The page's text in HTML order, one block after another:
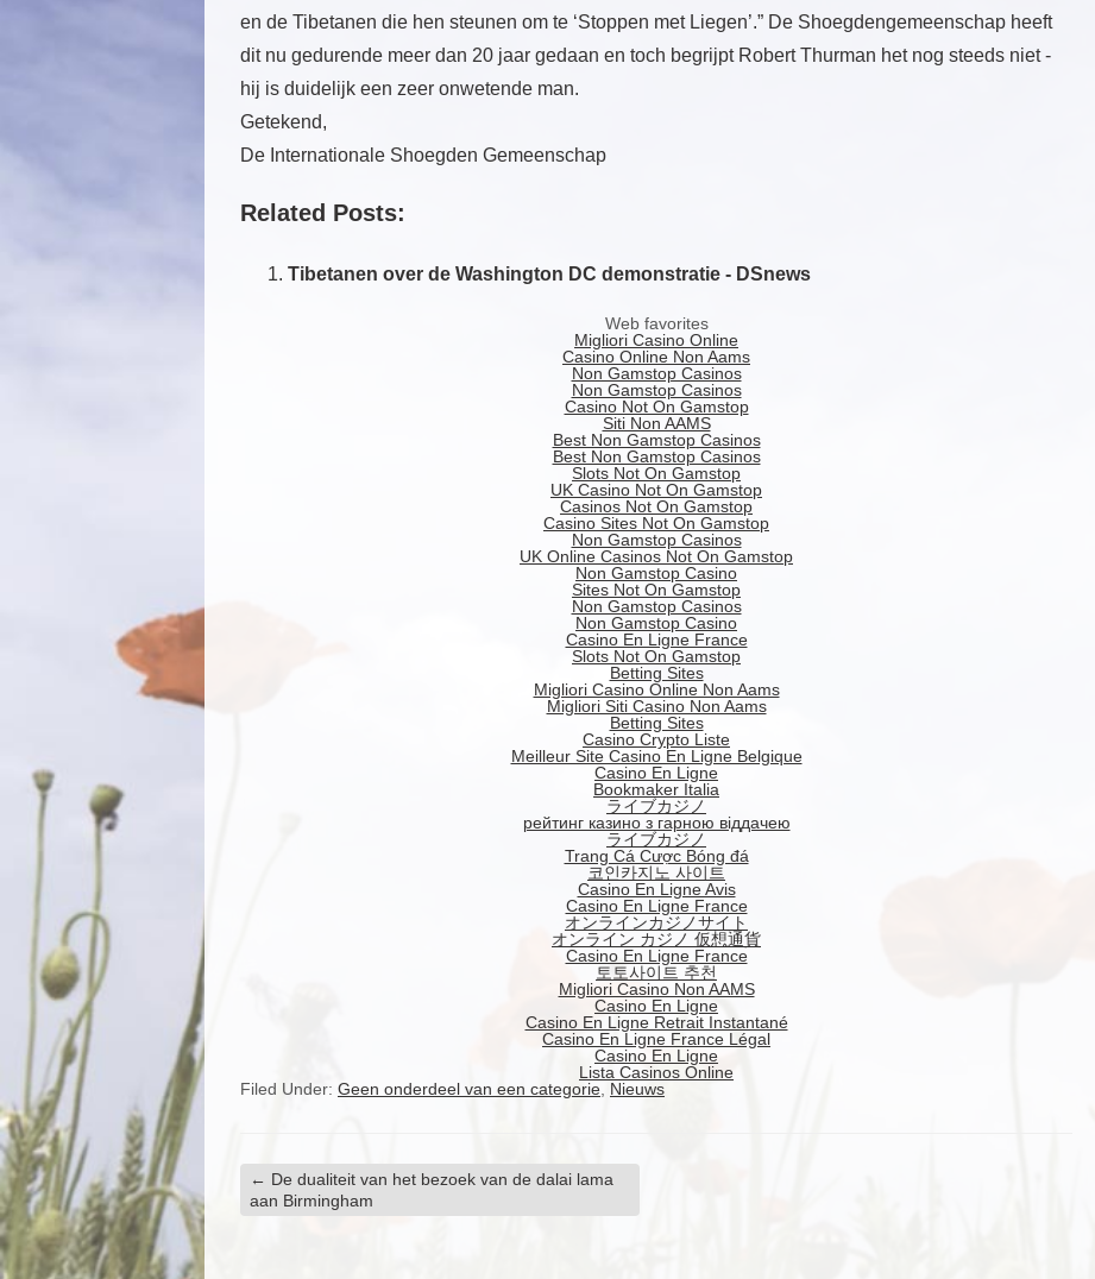
en de Tibetanen die hen steunen om te ‘Stoppen met Liegen’.” De Shoegdengemeenschap heeft
dit nu gedurende meer dan 20 jaar gedaan en toch begrijpt Robert Thurman het nog steeds niet -
hij is duidelijk een zeer onwetende man.
Getekend,
De Internationale Shoegden Gemeenschap
Related Posts:
Tibetanen over de Washington DC demonstratie - DSnews
Web favorites
Migliori Casino Online
Casino Online Non Aams
Non Gamstop Casinos
Non Gamstop Casinos
Casino Not On Gamstop
Siti Non AAMS
Best Non Gamstop Casinos
Best Non Gamstop Casinos
Slots Not On Gamstop
UK Casino Not On Gamstop
Casinos Not On Gamstop
Casino Sites Not On Gamstop
Non Gamstop Casinos
UK Online Casinos Not On Gamstop
Non Gamstop Casino
Sites Not On Gamstop
Non Gamstop Casinos
Non Gamstop Casino
Casino En Ligne France
Slots Not On Gamstop
Betting Sites
Migliori Casino Online Non Aams
Migliori Siti Casino Non Aams
Betting Sites
Casino Crypto Liste
Meilleur Site Casino En Ligne Belgique
Casino En Ligne
Bookmaker Italia
ライブカジノ
рейтинг казино з гарною віддачею
ライブカジノ
Trang Cá Cược Bóng đá
코인카지노 사이트
Casino En Ligne Avis
Casino En Ligne France
オンラインカジノサイト
オンライン カジノ 仮想通貨
Casino En Ligne France
토토사이트 추천
Migliori Casino Non AAMS
Casino En Ligne
Casino En Ligne Retrait Instantané
Casino En Ligne France Légal
Casino En Ligne
Lista Casinos Online
Filed Under: Geen onderdeel van een categorie Nieuws
← De dualiteit van het bezoek van de dalai lama
aan Birmingham